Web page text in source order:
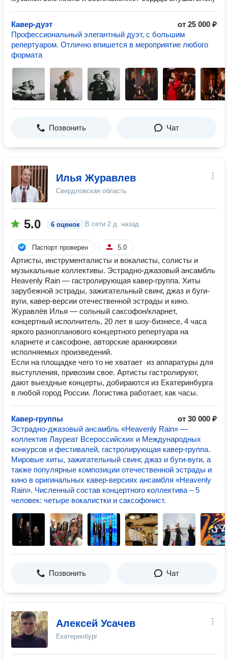
Кавер-дуэт
от 25 000 ₽
Профессиональный элегантный дуэт, с большим
репертуаром. Отлично впишется в мероприятие любого
формата
Позвонить Чат
Илья Журавлев
Свердловская область
5.0 6 оценок В сети 2 д. назад
Паспорт проверен 5.0
Артисты, инструменталисты и вокалисты, солисты и
музыкальные коллективы. Эстрадно-джазовый ансамбль
Heavenly Rain — гастролирующая кавер-группа. Хиты
зарубежной эстрады, зажигательный свинг, джаз и буги-
вуги, кавер-версии отечественной эстрады и кино.
Журавлёв Илья — сольный саксофон/кларнет,
концертный исполнитель, 20 лет в шоу-бизнесе, 4 часа
яркого разнопланового концертного репертуара на
кларнете и саксофоне, авторские аранжировки
исполняемых произведений.
Если на площадке чего то не хватает из аппаратуры для
выступления, привозим свое. Артисты гастролируют,
дают выездные концерты, добираются из Екатеринбурга
в любой город России. Логистика работает, как часы.
Кавер-группы
от 30 000 ₽
Эстрадно-джазовый ансамбль «Heavenly Rain» —
коллектив Лауреат Всероссийских и Международных
конкурсов и фестивалей, гастролирующая кавер-группа.
Мировые хиты, зажигательный свинг, джаз и буги-вуги, а
также популярные композиции отечественной эстрады и
кино в оригинальных кавер-версиях ансамбля «Heavenly
Rain». Численный состав концертного коллектива – 5
человек: четыре вокалистки и саксофонист.
Позвонить Чат
Алексей Усачев
Екатеринбург